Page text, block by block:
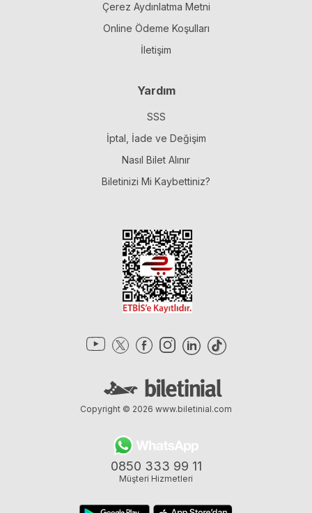
Çerez Aydınlatma Metni
Online Ödeme Koşulları
İletişim
Yardım
SSS
İptal, İade ve Değişim
Nasıl Bilet Alınır
Biletinizi Mi Kaybettiniz?
0850 333 99 11
Müşteri Hizmetleri
Copyright © 2026 www.biletinial.com